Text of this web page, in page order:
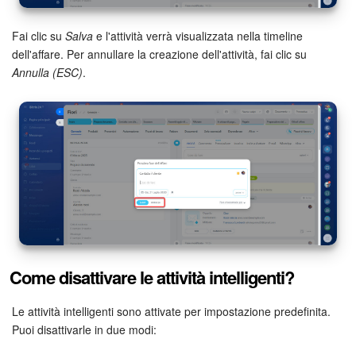
Marketing
Gestione inventario
Mio profilo
Impostazioni
Enterprise
Bitrix24 On-Premise
Bitrix24 Messenger
Domande generali
Fai clic su Salva e l'attività verrà visualizzata nella timeline
dell'affare. Per annullare la creazione dell'attività, fai clic su
Annulla (ESC).
Come disattivare le attività intelligenti?
Le attività intelligenti sono attivate per impostazione predefinita.
Puoi disattivarle in due modi: